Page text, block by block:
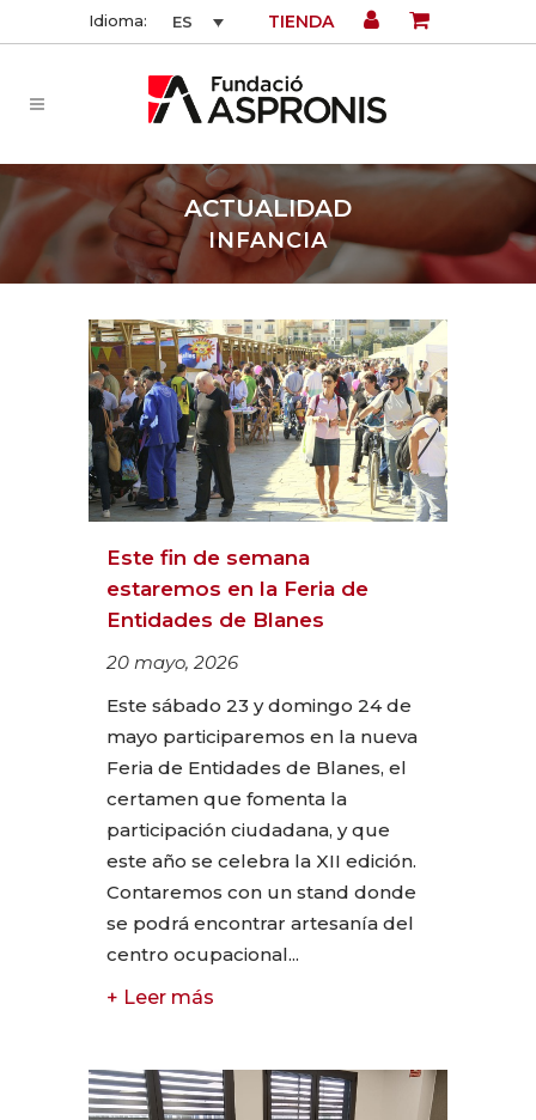
Idioma: ES TIENDA
ACTUALIDAD
INFANCIA
Este fin de semana
estaremos en la Feria de
Entidades de Blanes
20 mayo, 2026
Este sábado 23 y domingo 24 de
mayo participaremos en la nueva
Feria de Entidades de Blanes, el
certamen que fomenta la
participación ciudadana, y que
este año se celebra la XII edición.
Contaremos con un stand donde
se podrá encontrar artesanía del
centro ocupacional...
+ Leer más